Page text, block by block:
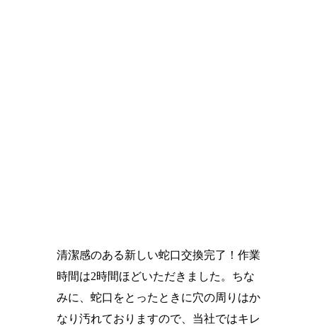
清潔感のある新しい蛇口交換完了！作業
時間は2時間ほどいただきました。ちな
みに、蛇口をとったときに穴の周りはか
なり汚れておりますので、当社ではキレ